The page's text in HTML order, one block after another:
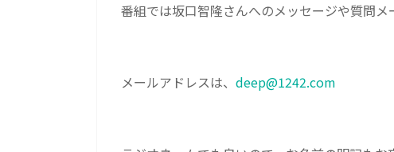
番組では坂口智隆さんへのメッセージや質問メ
メールアドレスは、 deep@1242.com